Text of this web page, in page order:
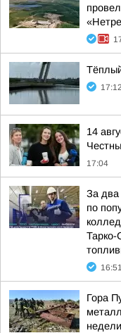
17:12
14
17:04
За два
по
Тарко-
16:51
Гора